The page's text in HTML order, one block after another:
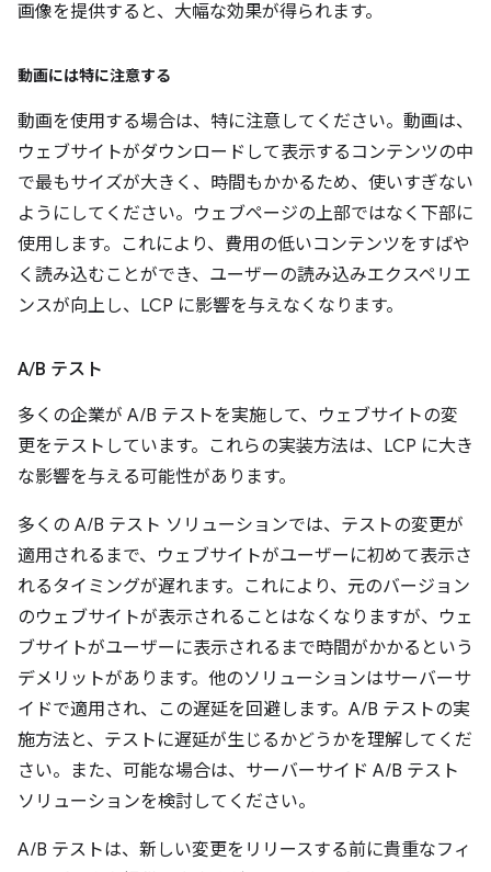
画像を提供すると、大幅な効果が得られます。
動画には特に注意する
動画を使用する場合は、特に注意してください。動画は、
ウェブサイトがダウンロードして表示するコンテンツの中
で最もサイズが大きく、時間もかかるため、使いすぎない
ようにしてください。ウェブページの上部ではなく下部に
使用します。これにより、費用の低いコンテンツをすばや
く読み込むことができ、ユーザーの読み込みエクスペリエ
ンスが向上し、LCP に影響を与えなくなります。
A/B テスト
多くの企業が A/B テストを実施して、ウェブサイトの変
更をテストしています。これらの実装方法は、LCP に大き
な影響を与える可能性があります。
多くの A/B テスト ソリューションでは、テストの変更が
適用されるまで、ウェブサイトがユーザーに初めて表示さ
れるタイミングが遅れます。これにより、元のバージョン
のウェブサイトが表示されることはなくなりますが、ウェ
ブサイトがユーザーに表示されるまで時間がかかるという
デメリットがあります。他のソリューションはサーバーサ
イドで適用され、この遅延を回避します。A/B テストの実
施方法と、テストに遅延が生じるかどうかを理解してくだ
さい。また、可能な場合は、サーバーサイド A/B テスト
ソリューションを検討してください。
A/B テストは、新しい変更をリリースする前に貴重なフィ